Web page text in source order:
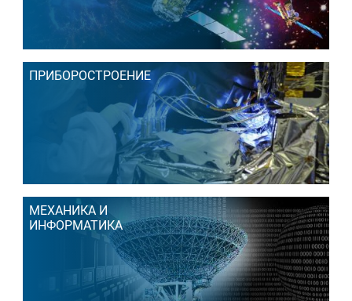
ПРИБОРОСТРОЕНИЕ
МЕХАНИКА И
ИНФОРМАТИКА